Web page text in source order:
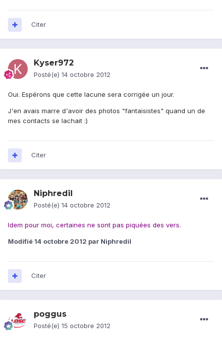
Citer
Kyser972
Posté(e) 14 octobre 2012
Oui. Espérons que cette lacune sera corrigée un jour.
J'en avais marre d'avoir des photos "fantaisistes" quand un de
mes contacts se lachait :)
Citer
Niphredil
Posté(e) 14 octobre 2012
Idem pour moi, certaines ne sont pas piquées des vers.
Modifié 14 octobre 2012 par Niphredil
Citer
poggus
Posté(e) 15 octobre 2012